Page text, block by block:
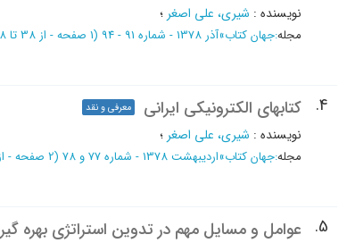
نویسنده : شیری، علی اصغر ؛
مجله:جهان کتاب»آذر 1378 - شماره 91 - 94 (‎1 صفحه - از 38 تا 38
4. کتابهای الکترونیکی ایرانی معرفی و نقد
نویسنده : شیری، علی اصغر ؛
مجله:جهان کتاب»ارديبهشت 1378 - شماره 77 و 78 (‎2 صفحه - از
5. عوامل و مسایل مهم در تدوین استراتژی بهره